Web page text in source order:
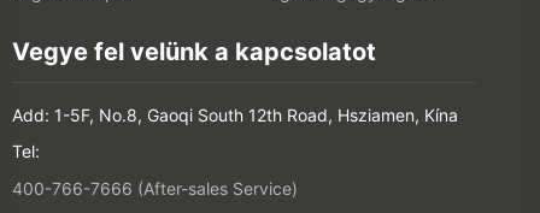
Vegye fel velünk a kapcsolatot
Add: 1-5F, No.8, Gaoqi South 12th Road, Hsziamen, Kína
Tel:
400-766-7666 (After-sales Service)